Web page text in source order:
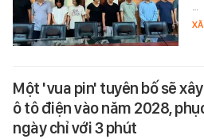
…
Một 'vua pin' tuyên bố sẽ
ô tô điện vào năm 2028,
ngày chỉ với 3 phút